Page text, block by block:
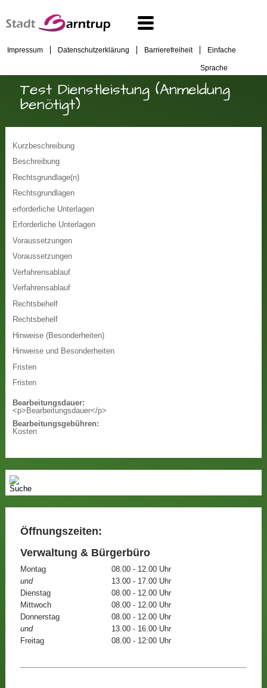
Impressum Datenschutzerklärung Barrierefreiheit Einfache
Sprache
Test Dienstleistung (Anmeldung
benötigt)
Kurzbeschreibung
Beschreibung
Rechtsgrundlage(n)
Rechtsgrundlagen
erforderliche Unterlagen
Erforderliche Unterlagen
Voraussetzungen
Voraussetzungen
Verfahrensablauf
Verfahrensablauf
Rechtsbehelf
Rechtsbehelf
Hinweise (Besonderheiten)
Hinweise und Besonderheiten
Fristen
Fristen
Bearbeitungsdauer:
<p>Bearbeitungsdauer</p>
Bearbeitungsgebühren:
Kosten
Öffnungszeiten:
Verwaltung & Bürgerbüro
Montag
08.00 - 12.00 Uhr
und
13.00 - 17.00 Uhr
Dienstag
08.00 - 12.00 Uhr
Mittwoch
08.00 - 12.00 Uhr
Donnerstag
08.00 - 12.00 Uhr
und
13.00 - 16.00 Uhr
Freitag
08.00 - 12:00 Uhr